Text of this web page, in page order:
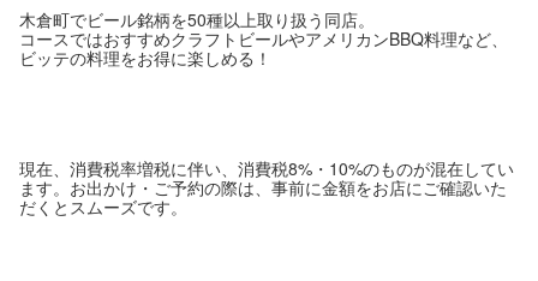
木倉町でビール銘柄を50種以上取り扱う同店。
コースではおすすめクラフトビールやアメリカンBBQ料理など、
ビッテの料理をお得に楽しめる！
現在、消費税率増税に伴い、消費税8%・10%のものが混在してい
ます。お出かけ・ご予約の際は、事前に金額をお店にご確認いた
だくとスムーズです。